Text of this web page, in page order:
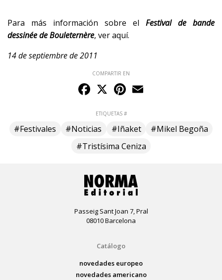
Para más información sobre el Festival de bande
dessinée de Bouleternère, veraquí.
14 de septiembre de 2011
COMPARTIR EN
Facebook
X Pinterest
ETIQUETAS #
#Festivales #Noticias #Iñaket
#Mikel Begoña
#Tristísima Ceniza
Passeig Sant Joan 7, Pral
08010 Barcelona
Catálogo
novedades europeo
novedades americano